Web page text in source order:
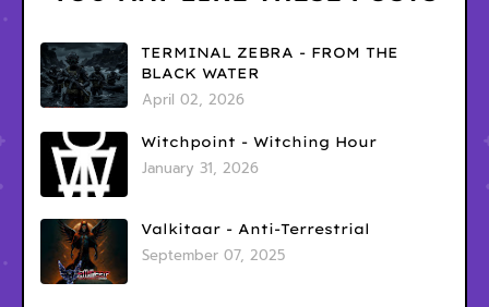
TERMINAL ZEBRA - FROM THE
BLACK WATER
April 02, 2026
Witchpoint - Witching Hour
January 31, 2026
Valkitaar - Anti-Terrestrial
September 07, 2025